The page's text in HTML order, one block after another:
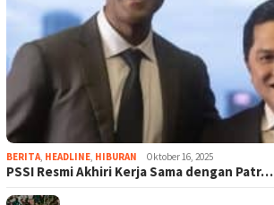
BERITA, HEADLINE, HIBURAN Oktober 16, 2025
PSSI Resmi Akhiri Kerja Sama dengan Patr…